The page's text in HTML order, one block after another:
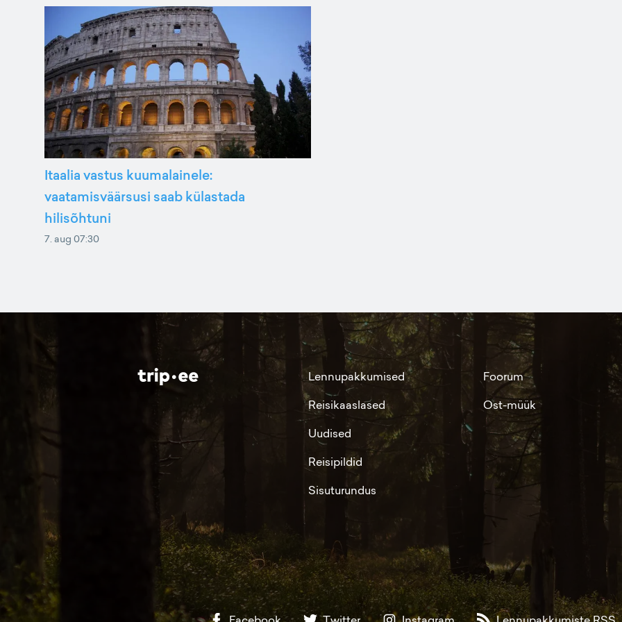
Itaalia vastus kuumalainele:
vaatamisväärsusi saab külastada
hilisõhtuni
7. aug 07:30
Lennupakkumised
Reisikaaslased
Uudised
Reisipildid
Sisuturundus
Foorum
Ost-müük